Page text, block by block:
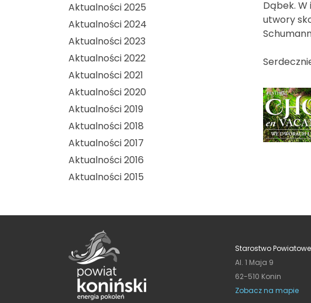
Aktualności 2025
Aktualności 2024
Aktualności 2023
Aktualności 2022
Aktualności 2021
Aktualności 2020
Aktualności 2019
Aktualności 2018
Aktualności 2017
Aktualności 2016
Aktualności 2015
Dąbek.
utwory
Starostwo
Al. 1 Maja 9
62-510 Konin
Zobacz na mapie